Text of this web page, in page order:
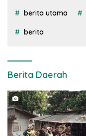
berita utama
berita
Berita Daerah